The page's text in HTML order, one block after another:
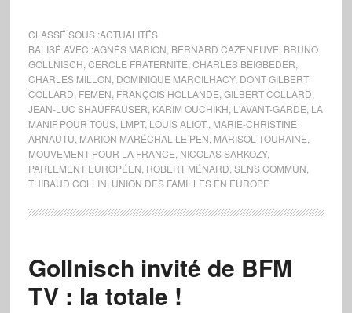
CLASSÉ SOUS :ACTUALITÉS
BALISÉ AVEC :AGNÉS MARION BERNARD CAZENEUVE BRUNO
GOLLNISCH CERCLE FRATERNITÉ CHARLES BEIGBEDER
CHARLES MILLON DOMINIQUE MARCILHACY, DONT GILBERT
COLLARD FEMEN FRANÇOIS HOLLANDE GILBERT COLLARD
JEAN-LUC SHAUFFAUSER KARIM OUCHIKH L'AVANT-GARDE LA
MANIF POUR TOUS, LMPT, LOUIS ALIOT. MARIE-CHRISTINE
ARNAUTU MARION MARÉCHAL-LE PEN MARISOL TOURAINE
MOUVEMENT POUR LA FRANCE NICOLAS SARKOZY,
PARLEMENT EUROPÉEN ROBERT MÉNARD SENS COMMUN
THIBAUD COLLIN UNION DES FAMILLES EN EUROPE
Gollnisch invité de BFM
TV : la totale !